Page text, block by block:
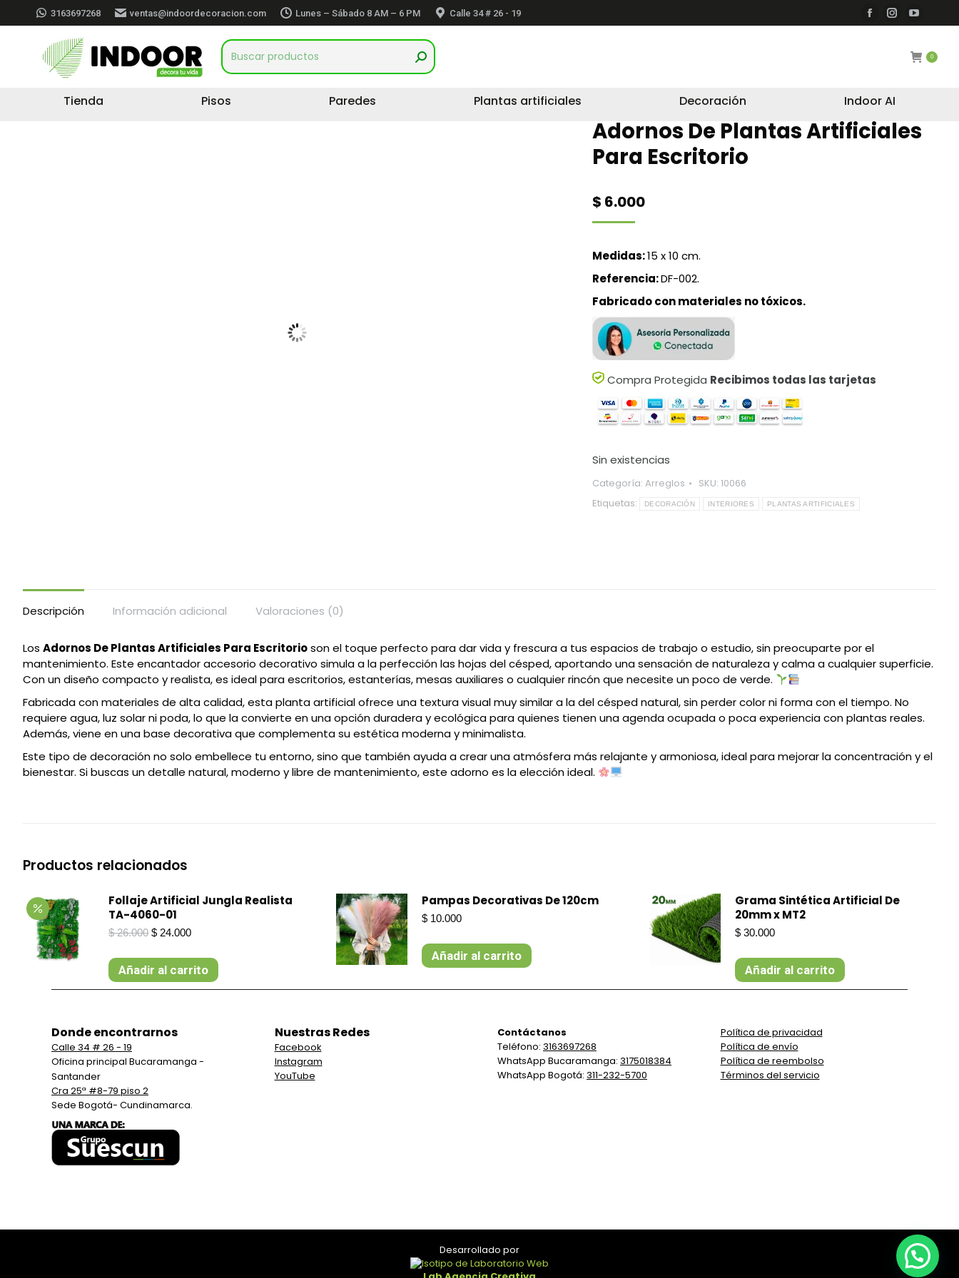
3163697268 ventas@indoordecoracion.com Lunes – Sábado 8 AM – 6 PM Calle 34 # 26 - 19
Facebook
new
Instagram
opens
new
opens
0
Tienda Pisos Paredes Plantas artificiales Decoración Indoor AI
Adornos De Plantas Artificiales
Para Escritorio
$ 6.000
Medidas:15 x 10 cm.
Referencia:DF-002.
Fabricado con materiales no tóxicos.
Compra Protegida Recibimos todas las tarjetas
Sin existencias
Categoría: Arreglos SKU: 10066
Etiquetas:
DECORACIÓN INTERIORES PLANTAS ARTIFICIALES
Descripción Información adicional Valoraciones (0)
Los Adornos De Plantas Artificiales Para Escritorioson el toque perfecto para dar vida y frescura a tus espacios de trabajo o estudio, sin preocuparte por el
mantenimiento. Este encantador accesorio decorativo simula a la perfección las hojas del césped, aportando una sensación de naturaleza y calma a cualquier superficie.
Con un diseño compacto y realista, es ideal para escritorios, estanterías, mesas auxiliares o cualquier rincón que necesite un poco de verde.
Fabricada con materiales de alta calidad, esta planta artificial ofrece una textura visual muy similar a la del césped natural, sin perder color ni forma con el tiempo. No
requiere agua, luz solar ni poda, lo que la convierte en una opción duradera y ecológica para quienes tienen una agenda ocupada o poca experiencia con plantas reales.
Además, viene en una base decorativa que complementa su estética moderna y minimalista.
Este tipo de decoración no solo embellece tu entorno, sino que también ayuda a crear una atmósfera más relajante y armoniosa, ideal para mejorar la concentración y el
bienestar. Si buscas un detalle natural, moderno y libre de mantenimiento, este adorno es la elección ideal.
Productos relacionados
Follaje Artificial Jungla Realista
TA-4060-01
$26.000 El
original
era:
$ 26.000.
$ 24.000El
actual
es:
$ 24.000.
Añadir al carrito
Pampas Decorativas De 120cm
$10.000
Añadir al carrito
Grama Sintética Artificial De
20mm x MT2
$30.000
Añadir al carrito
Donde encontrarnos
Calle 34 # 26 - 19
Oficina principal Bucaramanga -
Santander
Cra 25ª #8-79 piso 2
Sede Bogotá- Cundinamarca.
Nuestras Redes
Facebook
Instagram
YouTube
Contáctanos
Teléfono: 3163697268
WhatsApp Bucaramanga: 3175018384
WhatsApp Bogotá: 311-232-5700
Política de privacidad
Política de envío
Política de reembolso
Términos del servicio
Desarrollado por